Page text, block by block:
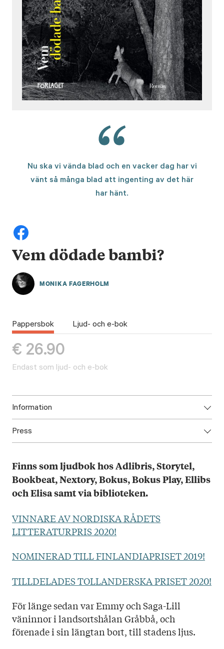
Nu ska vi vända blad och en vacker dag har vi
vänt så många blad att ingenting av det här
har hänt.
Vem dödade bambi?
MONIKA FAGERHOLM
Pappersbok Ljud- och e-bok
€ 26.90
Endast som ljud- och e-bok
Information
ISBN: 978-952-333-381-9
Titel: Vem dödade bambi?
Språk: Svenska
Sidantal: 218
Omslag: Christina Lax / Helen Korpak
Press
Finns som ljudbok hos Adlibris, Storytel,
Bookbeat, Nextory, Bokus, Bokus Play, Ellibs
och Elisa samt via biblioteken.
VINNARE AV NORDISKA RÅDETS
LITTERATURPRIS 2020!
NOMINERAD TILL FINLANDIAPRISET 2019!
TILLDELADES TOLLANDERSKA PRISET 2020!
För länge sedan var Emmy och Saga-Lill
väninnor i landsortshålan Gråbbå, och
förenade i sin längtan bort, till stadens ljus.